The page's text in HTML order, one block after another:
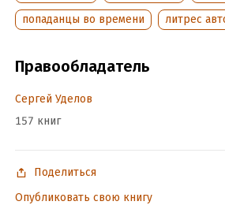
попаданцы во времени
литрес
Правообладатель
Сергей Уделов
157 книг
Поделиться
Опубликовать свою книгу